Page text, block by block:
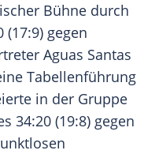
Bühne durch
gegen
Aguas Santas
Tabellenführung
in der Gruppe
34:20 (19:8) gegen